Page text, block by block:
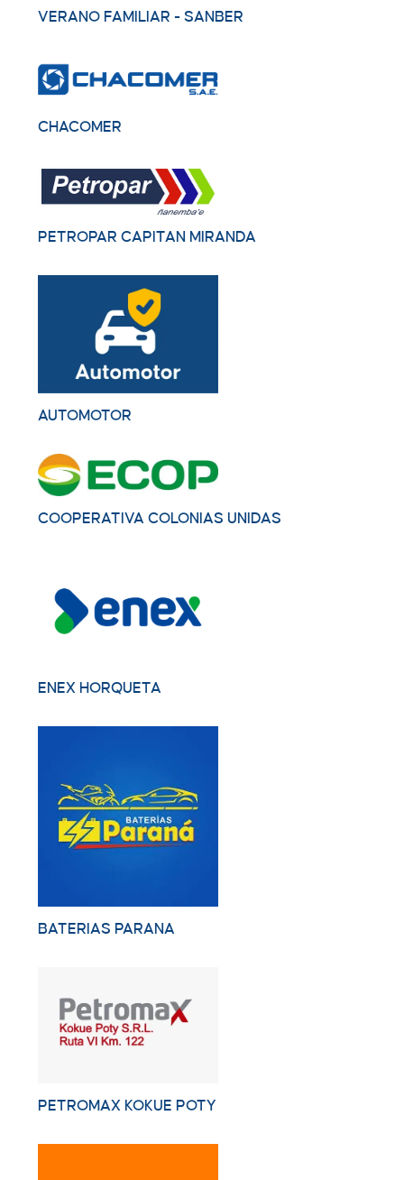
VERANO FAMILIAR - SANBER
CHACOMER
PETROPAR CAPITAN MIRANDA
AUTOMOTOR
COOPERATIVA COLONIAS UNIDAS
ENEX HORQUETA
BATERIAS PARANA
PETROMAX KOKUE POTY